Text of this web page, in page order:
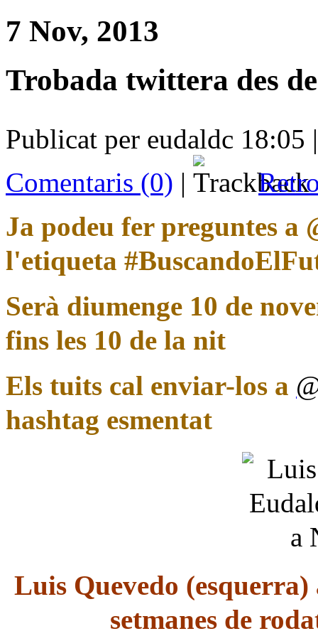
7 Nov, 2013
Trobada twittera des
Publicat per eudaldc 18:05
Comentaris (0) |
Ja podeu fer preguntes a
l'etiqueta
Serà diumenge 10 de
fins les 10 de la nit
Els tuits cal enviar-los a
hashtag esmentat
Luis Quevedo
setmanes de